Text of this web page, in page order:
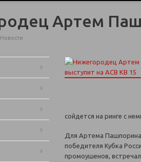
Артем
Новости
сойдется на ринге с
Для Артема
победителя Кубка
промоушенов,